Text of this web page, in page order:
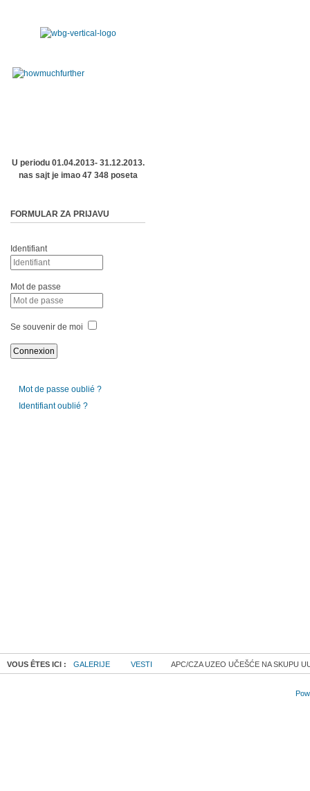
U periodu 01.04.2013- 31.12.2013.
nas sajt je imao 47 348 poseta
FORMULAR ZA PRIJAVU
Identifiant
Mot de passe
Se souvenir de moi
Mot de passe oublié ?
Identifiant oublié ?
VOUS ÊTES ICI : GALERIJE VESTI APC/CZA UZEO UČEŠĆE NA SKUPU